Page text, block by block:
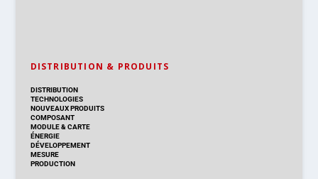
DISTRIBUTION & PRODUITS
DISTRIBUTION
TECHNOLOGIES
NOUVEAUX PRODUITS
COMPOSANT
MODULE & CARTE
ÉNERGIE
DÉVELOPPEMENT
MESURE
PRODUCTION